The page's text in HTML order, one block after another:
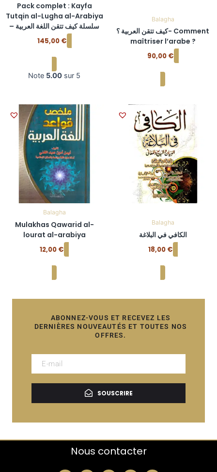
Pack complet : Kayfa
Tutqin al-Lugha al-Arabiya
– سلسلة كيف تتقن اللغة العربية
145,00 €
Note 5.00 sur 5
Balagha
كيف تتقن العربية ؟- Comment
maîtriser l’arabe ?
90,00 €
Balagha
Mulakhas Qawarid al-
lourat al-arabiya
12,00 €
Balagha
الكافي في البلاغة
18,00 €
ABONNEZ-VOUS ET RECEVEZ LES
DERNIÈRES NOUVEAUTÉS ET TOUTES NOS
OFFRES.
SOUSCRIRE
Nous contacter